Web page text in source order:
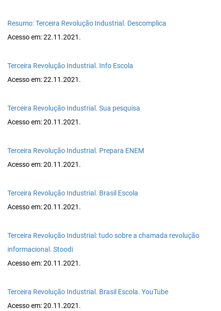
Resumo: Terceira Revolução Industrial. Descomplica
Acesso em: 22.11.2021.
Terceira Revolução Industrial. Info Escola
Acesso em: 22.11.2021.
Terceira Revolução Industrial. Sua pesquisa
Acesso em: 20.11.2021.
Terceira Revolução Industrial. Prepara ENEM
Acesso em: 20.11.2021.
Terceira Revolução Industrial. Brasil Escola
Acesso em: 20.11.2021.
Terceira Revolução Industrial: tudo sobre a chamada revolução
informacional. Stoodi
Acesso em: 20.11.2021.
Terceira Revolução Industrial. Brasil Escola. YouTube
Acesso em: 20.11.2021.